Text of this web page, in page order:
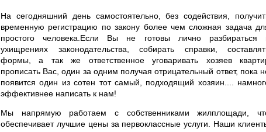
На сегодняшний день самостоятельно, без содействия,
временную регистрацию по закону более чем сложная задача
простого человека.Если Вы не готовы лично разбираться
ухищрениях законодательства, собирать справки,
формы, а так же ответственное уговаривать хозяев
прописать Вас, один за одним получая отрицательный ответ, пока
появится один из сотен тот самый, подходящий хозяин....
эффективнее написать к нам!
Мы напрямую работаем с собственниками жилплощади,
обеспечивает лучшие цены за первоклассные услуги. Наши